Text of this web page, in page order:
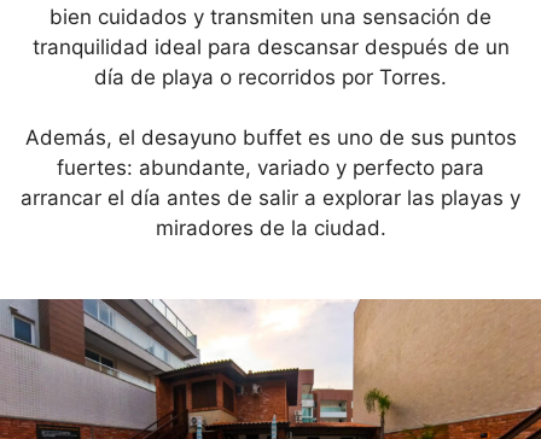
bien cuidados y transmiten una sensación de
tranquilidad ideal para descansar después de un
día de playa o recorridos por Torres.
Además, el desayuno buffet es uno de sus puntos
fuertes: abundante, variado y perfecto para
arrancar el día antes de salir a explorar las playas y
miradores de la ciudad.